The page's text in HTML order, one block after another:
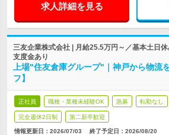
求人詳細を見る
三友企業株式会社 | 月給25.5万円～／基本土日
支度金あり
上場"住友倉庫グループ"｜神戸から物流
フ】
正社員 職種・業種未経験OK 急募 転勤なし
完全週休2日制 第二新卒歓迎
情報更新日：2026/07/03 終了予定日： 2026/08/20